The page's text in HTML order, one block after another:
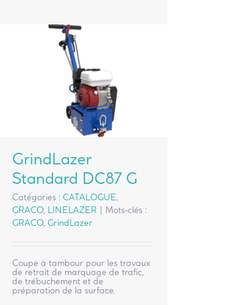
GrindLazer
Standard DC87 G
Catégories :CATALOGUE,
GRACO, LINELAZER
Mots-clés :
GRACO,GrindLazer
Coupe à tambour pour les travaux
de retrait de marquage de trafic,
de trébuchement et de
préparation de la surface.